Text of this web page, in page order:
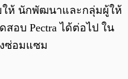
ยให้ นักพัฒนาและกลุ่มผู้ให้
สอบ Pectra ได้ต่อไป ใน
ซ่อมแซม